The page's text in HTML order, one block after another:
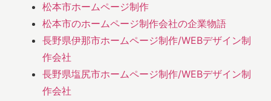
松本市ホームページ制作
松本市のホームページ制作会社の企業物語
長野県伊那市ホームページ制作/WEBデザイン制
作会社
長野県塩尻市ホームページ制作/WEBデザイン制
作会社